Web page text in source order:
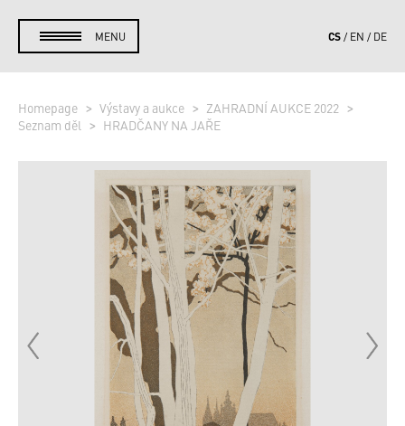
MENU CS EN DE
Homepage Výstavy a aukce
ZAHRADNÍ AUKCE 2022
Seznam děl
HRADČANY NA JAŘE